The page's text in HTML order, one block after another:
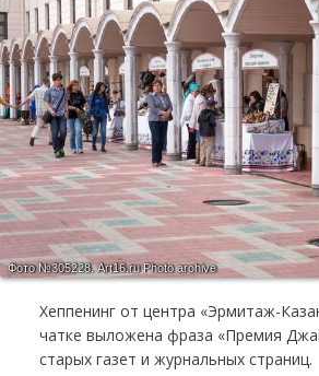
Фото №305228.Art16.ru Photo archive
Хеп­пе­нинг от цен­тра «Эр­ми­таж-
чат­ке вы­ло­же­на фра­за «Пре­мия
ста­рых га­зет и жур­наль­ных стра­ниц.